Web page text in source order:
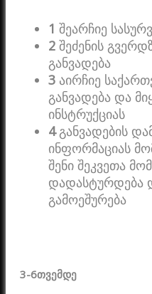
1 შეარჩიე
2 შეძენის
განვადება
3 აირჩიე
განვადება და
ინსტრუქციას
4განვადების
ინფორმაციას
შენი შეკვეთა
დადასტურდება
გამოეშურება
3-6თვემდე